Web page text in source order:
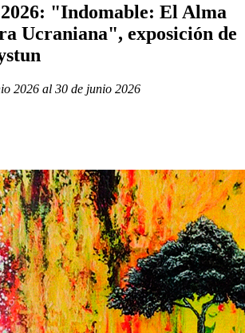
"Indomable: El Alma
Ucraniana", exposición de
2026 al 30 de junio 2026